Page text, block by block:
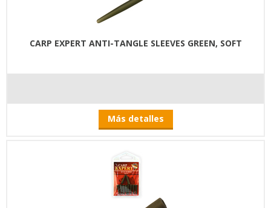
CARP EXPERT ANTI-TANGLE SLEEVES GREEN, SOFT
Más detalles